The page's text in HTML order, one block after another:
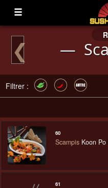
—
❮
Filtrer :
60
ScampisKoon Po
61